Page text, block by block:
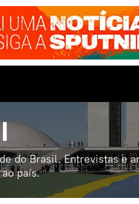
do Brasil. Entrevistas e
país.